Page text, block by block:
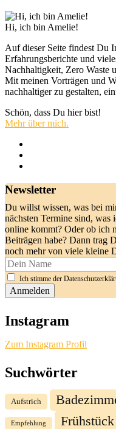
Hi, ich bin Amelie!
Auf dieser Seite findest Du
Erfahrungsberichte und
Nachhaltigkeit, Zero Waste
Mit meinen Vorträgen und
nachhaltiger zu gestalten,
Schön, dass Du hier bist!
Mehr über mich.
Newsletter
Du willst wissen, was bei
nächsten Termine sind, was
online kommt? Oder ob ich
Beiträgen habe? Dann trag
noch mehr von viele kleine
Ich stimme der
Instagram
Zum Instagram Profil
Suchwörter
Aufstrich
Empfehlung Frühstück